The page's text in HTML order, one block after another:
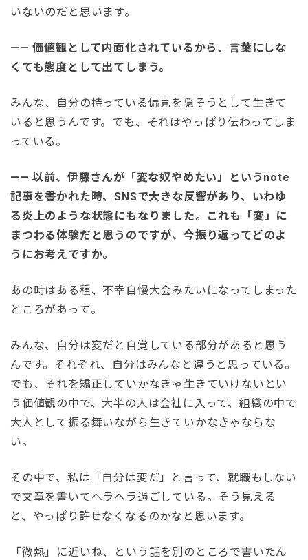
いないのだと思います。
—— 価値観として内面化されているから、言葉にしな
くても態度として出てしまう。
みんな、自分の持っている偏見を隠そうとして生きて
いると思うんです。でも、それはやっぱり伝わってしま
っている。
—— 以前、伊藤さんが「変な奴やめたい」というnote
記事を書かれた時、SNSで大きな反響があり、いわゆ
る炎上のような状態にもなりました。これも「変」に
まつわる体験だと思うのですが、今振り返ってどのよ
うにお考えですか。
あの時はある種、不幸自慢大会みたいになってしまった
ところがあって。
みんな、自分は変だと自覚している部分があると思う
んです。それぞれ、自分はみんなと違うと思っている。
でも、それを矯正していかなきゃ生きていけないとい
う価値観の中で、大半の人は会社に入って、組織の中で
大人として振る舞いながら生きていかなきゃならな
い。
その中で、私は「自分は変だ」と言って、就職もしない
で文章を書いてヘラヘラ過ごしている。そう見える
と、やっぱり許せなくなるのかなと思います。
「微熱」に近いね、という話を別のところで書いたん